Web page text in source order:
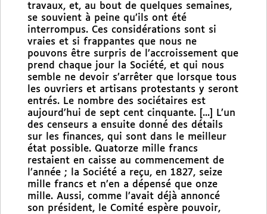
travaux, et, au bout de quelques semaines,
se souvient à peine qu’ils ont été
interrompus. Ces considérations sont si
vraies et si frappantes que nous ne
pouvons être surpris de l’accroissement que
prend chaque jour la Société, et qui nous
semble ne devoir s’arrêter que lorsque tous
les ouvriers et artisans protestants y seront
entrés. Le nombre des sociétaires est
aujourd’hui de sept cent cinquante. [...] L’un
des censeurs a ensuite donné des détails
sur les finances, qui sont dans le meilleur
état possible. Quatorze mille francs
restaient en caisse au commencement de
l’année ; la Société a reçu, en 1827, seize
mille francs et n’en a dépensé que onze
mille. Aussi, comme l’avait déjà annoncé
son président, le Comité espère pouvoir,